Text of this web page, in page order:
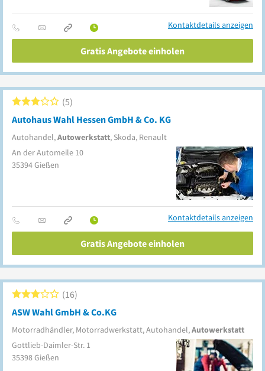
Kontaktdetails anzeigen
Gratis Angebote einholen
Autohaus Wahl Hessen GmbH & Co. KG
Autohandel,Autowerkstatt, Skoda, Renault
5
An der Automeile 10
35394Gießen
Kontaktdetails anzeigen
Gratis Angebote einholen
ASW Wahl GmbH & Co.KG
Motorradhändler, Motorradwerkstatt, Autohandel,Autowerkstatt
16
Gottlieb-Daimler-Str. 1
35398Gießen